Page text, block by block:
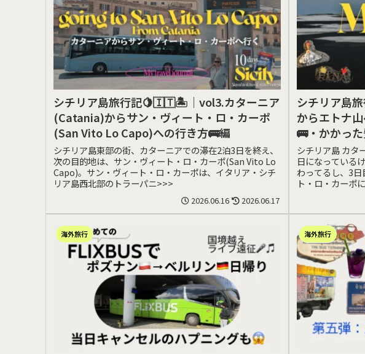
シチリア島旅行記🍋🇮🇹🏝️｜vol3.カターニア
(Catania)からサン・ヴィート・ロ・カーポ
(San Vito Lo Capo)への行き方🚌編
シチリア島東部の街、カターニアでの滞在2泊3日を終え、
次の目的地は、サン・ヴィート・ロ・カーポ(San Vito Lo
Capo)。サン・ヴィート・ロ・カーポは、イタリア・シチ
リア島西北部のトラーパニ>>>
2026.06.16 2026.06.17
シチリア島
からエトナ
🚌・かかっ
（Catania、
シチリア島 カタ
日になっている
わってるし、3
ト・ロ・カーポ
海外旅行 海外旅行